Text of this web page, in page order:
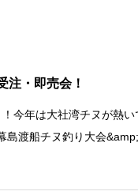
注・即売会！
今年は大社湾チヌが熱
島渡船チヌ釣り大会